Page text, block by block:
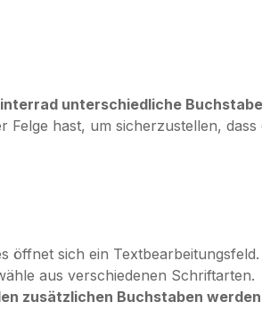
unterschiedliche
Felge hast, um sicherzustellen,
öffnet sich ein Textbearbeitungsfeld.
aus verschiedenen Schriftarten.
zusätzlichen Buchstaben